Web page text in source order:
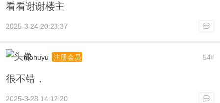
看看谢谢楼主
2025-3-24 20:23:37
54#
mohuyu 注册会员
很不错，
2025-3-28 14:12:20